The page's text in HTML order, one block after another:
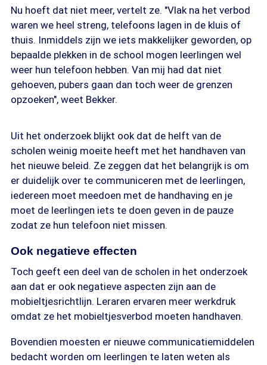
Nu hoeft dat niet meer, vertelt ze. "Vlak na het verbod
waren we heel streng, telefoons lagen in de kluis of
thuis. Inmiddels zijn we iets makkelijker geworden, op
bepaalde plekken in de school mogen leerlingen wel
weer hun telefoon hebben. Van mij had dat niet
gehoeven, pubers gaan dan toch weer de grenzen
opzoeken", weet Bekker.
Uit het onderzoek blijkt ook dat de helft van de
scholen weinig moeite heeft met het handhaven van
het nieuwe beleid. Ze zeggen dat het belangrijk is om
er duidelijk over te communiceren met de leerlingen,
iedereen moet meedoen met de handhaving en je
moet de leerlingen iets te doen geven in de pauze
zodat ze hun telefoon niet missen.
Ook negatieve effecten
Toch geeft een deel van de scholen in het onderzoek
aan dat er ook negatieve aspecten zijn aan de
mobieltjesrichtlijn. Leraren ervaren meer werkdruk
omdat ze het mobieltjesverbod moeten handhaven.
Bovendien moesten er nieuwe communicatiemiddelen
bedacht worden om leerlingen te laten weten als